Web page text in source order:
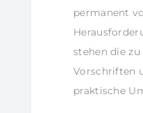
permanent
stehen die
Vorschriften
praktische